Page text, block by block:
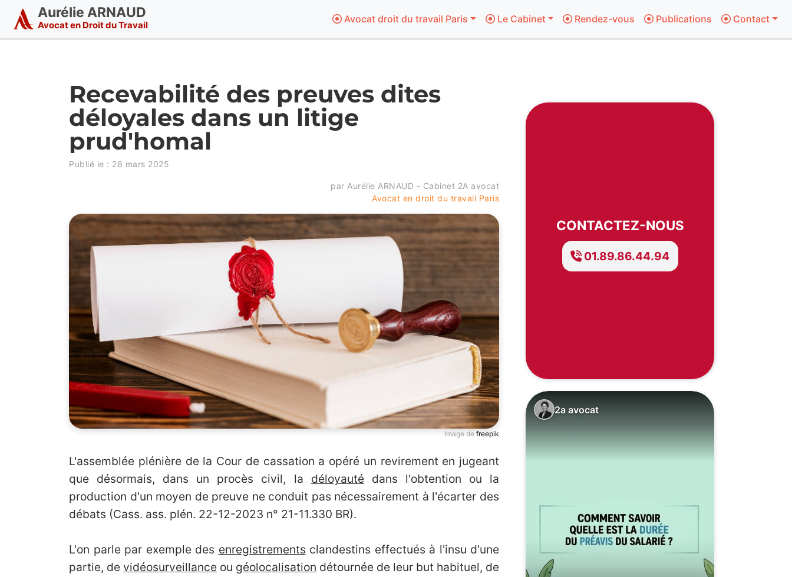
Aurélie ARNAUD
Avocat en Droit du Travail
Avocat droit du travail Paris Le Cabinet Rendez-vous Publications Contact
Recevabilité des preuves dites
déloyales dans un litige
prud'homal
Publié le : 28 mars 2025
par Aurélie ARNAUD - Cabinet 2A avocat
Avocat en droit du travail Paris
Image de freepik
L'assemblée plénière de la Cour de cassation a opéré un revirement en jugeant
que désormais, dans un procès civil, la déloyautédans l'obtention ou la
production d'un moyen de preuve ne conduit pas nécessairement à l'écarter des
débats (Cass. ass. plén. 22-12-2023 n° 21-11.330 BR).
L'on parle par exemple des enregistrements clandestins effectués à l'insu d'une
partie, de vidéosurveillance ou géolocalisation détournée de leur but habituel, de
CONTACTEZ-NOUS
01.89.86.44.94
2a avocat